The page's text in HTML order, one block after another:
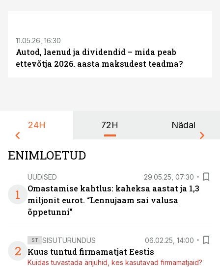
11.05.26, 16:30
Autod, laenud ja dividendid – mida peab
ettevõtja 2026. aasta maksudest teadma?
24H 72H Nädal
ENIMLOETUD
1
UUDISED 29.05.25, 07:30
Omastamise kahtlus: kaheksa aastat ja 1,3
miljonit eurot. “Lennujaam sai valusa
õppetunni”
2
ST SISUTURUNDUS 06.02.25, 14:00
Kuus tuntud firmamatjat Eestis
Kuidas tuvastada ärijuhid, kes kasutavad firmamatjaid?